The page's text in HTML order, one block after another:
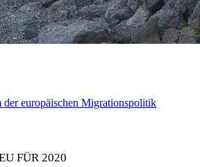
der europäischen Migrationspolitik
FÜR 2020